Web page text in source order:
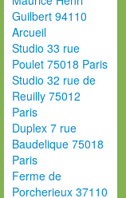
Guilbert 94110
Arcueil
Studio 33 rue
Poulet 75018 Paris
Studio 32 rue de
Reuilly 75012
Paris
Duplex 7 rue
Baudelique 75018
Paris
Ferme de
Porcherieux 37110